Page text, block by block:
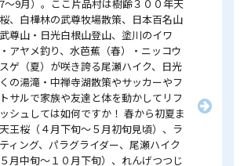
7～9月）。ここ片品村は樹齢３００年天
、白樺林の武尊牧場散策、日本百名山
尊山・日光白根山登山、塗川のイワ
アヤメ釣り、水芭蕉（春）・ニッコウ
ゲ（夏）が咲き誇る尾瀬ハイク、日光
の湯滝・中禅寺湖散策やサッカーやフ
サルで家族や友達と体を動かしてリフ
シュしては如何ですか！ 春から初夏ま
王桜（４月下旬～５月初旬見頃）、ラ
ィング、パラグライダー、尾瀬ハイク
５月中旬～１０月下旬）、れんげつつじ